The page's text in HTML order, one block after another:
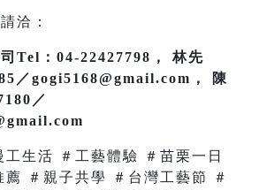
洽：
Tel：04-22427798， 林先
／gogi5168@gmail.com， 陳
／
工生活 ＃工藝體驗 ＃苗栗一日
＃親子共學 ＃台灣工藝節 ＃